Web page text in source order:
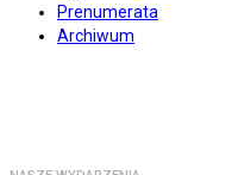
Prenumerata
Archiwum